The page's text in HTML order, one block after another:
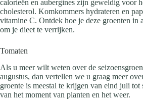
calorieën en aubergines zijn geweldig voor
cholesterol. Komkommers hydrateren en
vitamine C. Ontdek hoe je deze groenten in
om je dieet te verrijken.
Tomaten
Als u meer wilt weten over de
augustus, dan vertellen we u graag meer
groente is meestal te krijgen van eind juli tot
van het moment van planten en het weer.